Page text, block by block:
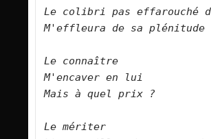
Le colibri pas
M'effleura de sa
Le connaître
M'encaver en lui
Mais à quel prix ?
Le mériter